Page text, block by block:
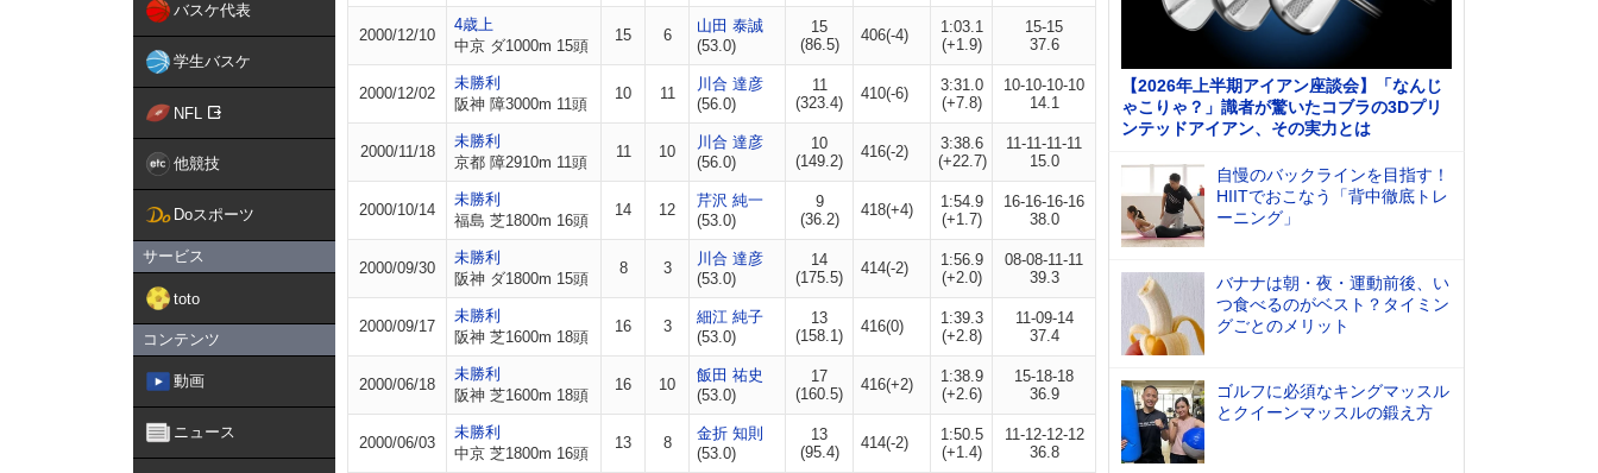
バスケ代表
学生バスケ
NFL
他競技
Doスポーツ
サービス
toto
コンテンツ
動画
ニュース
2000/12/10
4歳上
中京 ダ1000m 15頭
15 6
山田 泰誠
(53.0)
15
(86.5)
406(-4)
1:03.1
(+1.9)
15-15
37.6
2000/12/02
未勝利
阪神 障3000m 11頭
10 11
川合 達彦
(56.0)
11
(323.4)
410(-6)
3:31.0
(+7.8)
10-10-10-10
14.1
2000/11/18
未勝利
京都 障2910m 11頭
11 10
川合 達彦
(56.0)
10
(149.2)
416(-2)
3:38.6
(+22.7)
11-11-11-11
15.0
2000/10/14
未勝利
福島 芝1800m 16頭
14 12
芹沢 純一
(53.0)
9
(36.2)
418(+4)
1:54.9
(+1.7)
16-16-16-16
38.0
2000/09/30
未勝利
阪神 ダ1800m 15頭
8 3
川合 達彦
(53.0)
14
(175.5)
414(-2)
1:56.9
(+2.0)
08-08-11-11
39.3
2000/09/17
未勝利
阪神 芝1600m 18頭
16 3
細江 純子
(53.0)
13
(158.1)
416(0)
1:39.3
(+2.8)
11-09-14
37.4
2000/06/18
未勝利
阪神 芝1600m 18頭
16 10
飯田 祐史
(53.0)
17
(160.5)
416(+2)
1:38.9
(+2.6)
15-18-18
36.9
2000/06/03
未勝利
中京 芝1800m 16頭
13 8
金折 知則
(53.0)
13
(95.4)
414(-2)
1:50.5
(+1.4)
11-12-12-12
36.8
【2026年上半期アイアン座談会】「なんじ
ゃこりゃ？」識者が驚いたコブラの3Dプリ
ンテッドアイアン、その実力とは
自慢のバックラインを目指す！
HIITでおこなう「背中徹底トレ
ーニング」
バナナは朝・夜・運動前後、い
つ食べるのがベスト？タイミン
グごとのメリット
ゴルフに必須なキングマッスル
とクイーンマッスルの鍛え方